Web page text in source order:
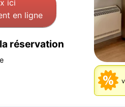
ici
en ligne
réservation